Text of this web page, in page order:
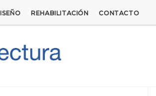
REHABILITACIÓN CONTACTO